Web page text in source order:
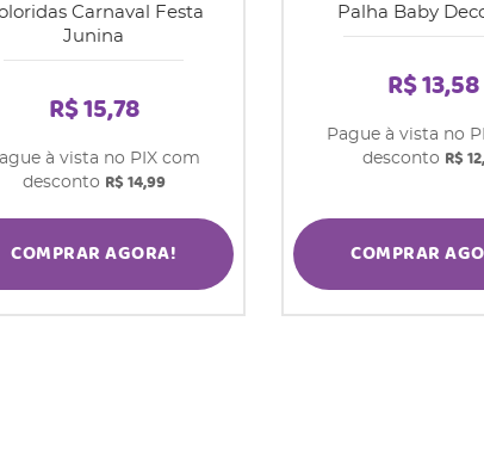
Carnaval Festa
Junina
R$ 15,78
à vista no PIX com
desconto R$ 14,99
COMPRAR AGORA!
Palha Baby
R$ 13,58
Pague à vista no
desconto R$
COMPRAR